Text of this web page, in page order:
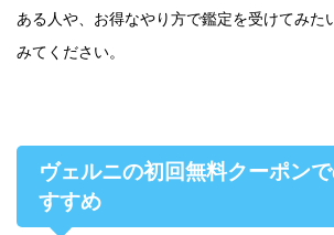
ある人や、お得なやり方で鑑定を受けてみた
みてください。
ヴェルニの初回無料クーポン
すすめ